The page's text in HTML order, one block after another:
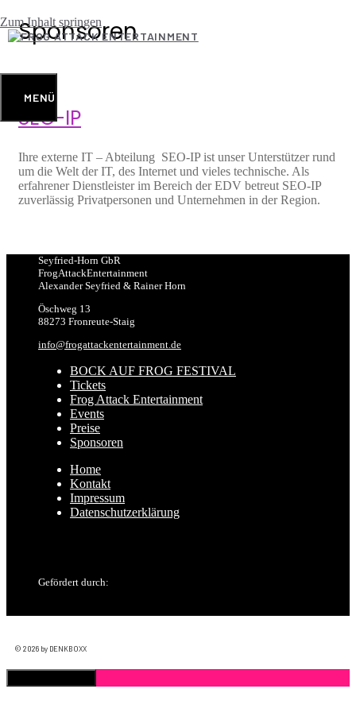
Zum Inhalt springen
MENÜ
Sponsoren
SEO-IP
Ihre externe IT – Abteilung SEO-IP ist unser Unterstützer rund
um die Welt der IT, des Internet und vieles technische. Als
erfahrener Dienstleister im Bereich der EDV betreut SEO-IP
zuverlässig Privatpersonen und Unternehmen in der Region.
Seyfried-Horn GbR
FrogAttackEntertainment
Alexander Seyfried & Rainer Horn
Öschweg 13
88273 Fronreute-Staig
info@frogattackentertainment.de
BOCK AUF FROG FESTIVAL
Tickets
Frog Attack Entertainment
Events
Preise
Sponsoren
Home
Kontakt
Impressum
Datenschutzerklärung
Gefördert durch:
© 2026 by DENKBOXX